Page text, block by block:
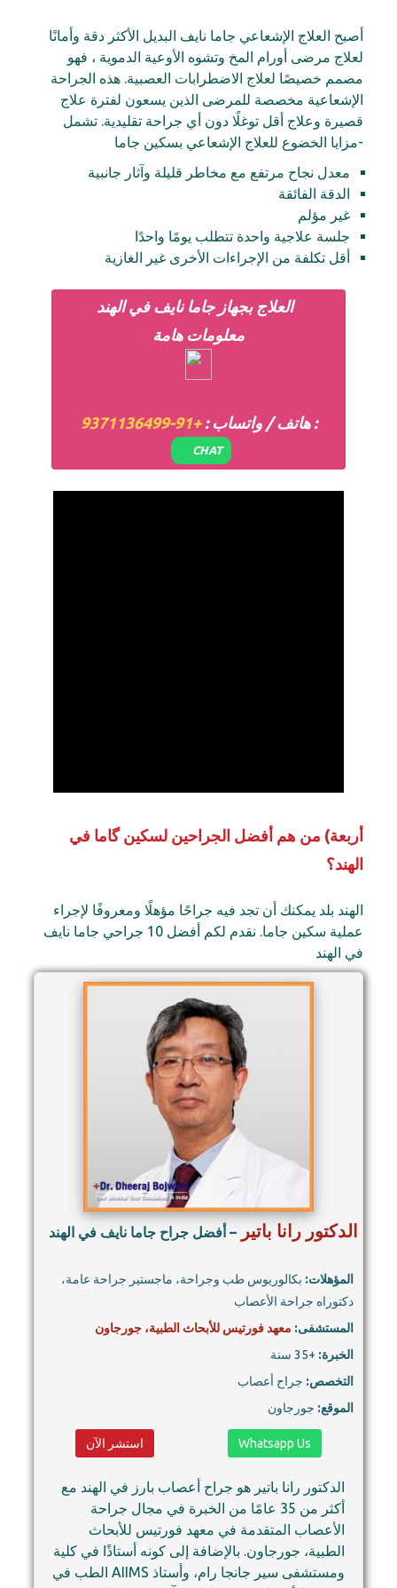
أصبح العلاج الإشعاعي جاما نايف البديل الأكثر دقة وأمانًا
لعلاج مرضى أورام المخ وتشوه الأوعية الدموية ، فهو
مصمم خصيصًا لعلاج الاضطرابات العصبية. هذه الجراحة
الإشعاعية مخصصة للمرضى الذين يسعون لفترة علاج
قصيرة وعلاج أقل توغلًا دون أي جراحة تقليدية. تشمل
مزايا الخضوع للعلاج الإشعاعي بسكين جاما-
معدل نجاح مرتفع مع مخاطر قليلة وآثار جانبية
الدقة الفائقة
غير مؤلم
جلسة علاجية واحدة تتطلب يومًا واحدًا
أقل تكلفة من الإجراءات الأخرى غير الغازية
العلاج بجهاز جاما نايف في الهند
معلومات هامة
هاتف / واتساب :+91-9371136499 :
CHAT
أربعة) من هم أفضل الجراحين لسكين گاما في
الهند؟
الهند بلد يمكنك أن تجد فيه جراحًا مؤهلًا ومعروفًا لإجراء
عملية سكين جاما. نقدم لكم أفضل 10 جراحي جاما نايف
في الهند
الدكتور رانا باتير – أفضل جراح جاما نايف في الهند
المؤهلات: بكالوريوس طب وجراحة، ماجستير جراحة عامة،
دكتوراه جراحة الأعصاب
المستشفى: معهد فورتيس للأبحاث الطبية، جورجاون
الخبرة: +35 سنة
التخصص: جراح أعصاب
الموقع: جورجاون
استشر الآن Whatsapp Us
الدكتور رانا باتير هو جراح أعصاب بارز في الهند مع
أكثر من 35 عامًا من الخبرة في مجال جراحة
الأعصاب المتقدمة في معهد فورتيس للأبحاث
الطبية، جورجاون. بالإضافة إلى كونه أستاذًا في كلية
الطب في AIIMS ومستشفى سير جانجا رام، وأستاذ